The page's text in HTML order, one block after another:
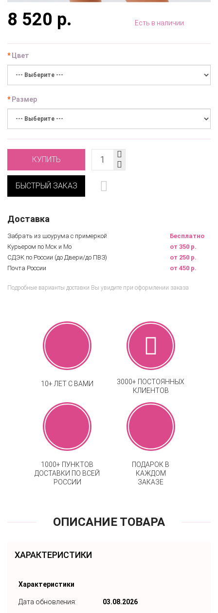
8 520 р. Есть в наличии
Цвет
Размер
КУПИТЬ
БЫСТРЫЙ ЗАКАЗ
Доставка
Забрать из шоурума с примеркой
Бесплатно
Курьером по Мск и Мо
от 350 р.
СДЭК по России (до Двери/до ПВЗ)
от 250 р.
Почта России
от 450 р.
Подробные варианты доставки Вы увидите при оформлении заказа
10+ ЛЕТ С ВАМИ
3000+ ПОСТОЯННЫХ
КЛИЕНТОВ
1000+ ПУНКТОВ
ДОСТАВКИ ПО ВСЕЙ
РОССИИ
ПОДАРОК В
КАЖДОМ
ЗАКАЗЕ
ОПИСАНИЕ ТОВАРА
ХАРАКТЕРИСТИКИ
Характеристики
Дата обновления: 03.08.2026